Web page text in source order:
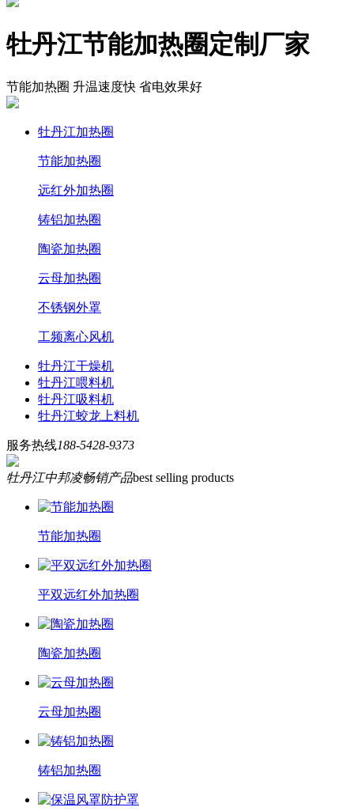
牡丹江节能加热圈定制厂家
节能加热圈 升温速度快 省电效果好
牡丹江加热圈
节能加热圈
远红外加热圈
铸铝加热圈
陶瓷加热圈
云母加热圈
不锈钢外罩
工频离心风机
牡丹江干燥机
牡丹江喂料机
牡丹江吸料机
牡丹江蛟龙上料机
服务热线188-5428-9373
牡丹江中邦凌畅销产品best selling products
节能加热圈
平双远红外加热圈
陶瓷加热圈
云母加热圈
铸铝加热圈